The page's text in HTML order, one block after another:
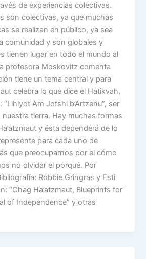
de experiencias colectivas.
son colectivas, ya que muchas
se realizan en público, ya sea
comunidad y son globales y
tienen lugar en todo el mundo al
profesora Moskovitz comenta
tiene un tema central y para
celebra lo que dice el Hatikvah,
Am Jofshi b’Artzenu”, ser
nuestra tierra. Hay muchas formas
y ésta dependerá de lo
para cada uno de
que preocuparnos por el cómo
no olvidar el porqué. Por
Robbie Gringras y Esti
“Chag Ha’atzmaut, Blueprints for
of Independence” y otras